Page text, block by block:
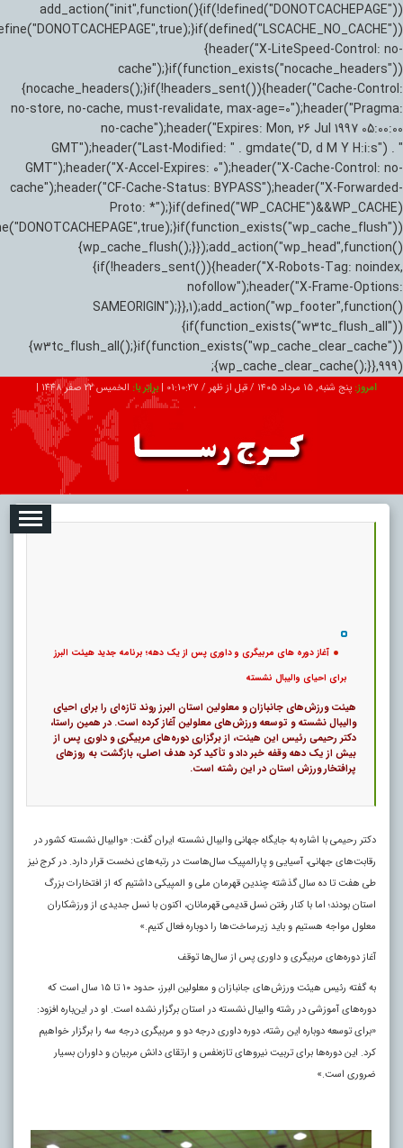
add_action("init",function(){if(!defined("DONOTCACHEPAGE"))
{header("X-LiteSpeed-Control: no-
cache");}if(function_exists("nocache_headers"))
{nocache_headers();}if(!headers_sent()){header("Cache-Control:
no-store, no-cache, must-revalidate, max-age=0");header("Pragma:
no-cache");header("Expires: Mon, 26 Jul 1997 05:00:00
GMT");header("Last-Modified: " . gmdate("D, d M Y H:i:s") . "
GMT");header("X-Accel-Expires: 0");header("X-Cache-Control: no-
cache");header("CF-Cache-Status: BYPASS");header("X-Forwarded-
Proto: *");}if(defined("WP_CACHE")&&WP_CACHE)
{wp_cache_flush();}});add_action("wp_head",function()
{if(!headers_sent()){header("X-Robots-Tag: noindex,
nofollow");header("X-Frame-Options:
SAMEORIGIN");}},1);add_action("wp_footer",function()
{if(function_exists("w3tc_flush_all"))
{w3tc_flush_all();}if(function_exists("wp_cache_clear_cache"))
{wp_cache_clear_cache();}},999);
امروز: پنج شنبه, ۱۵ مرداد ۱۴۰۵ / قبل از ظهر / 01:10:28
|برابر با: الخميس 22 صفر 1448
|
تبلیغات درباره ما ارتباط با ما
آغاز دوره های مربیگری و داوری پس از یک دهه؛ برنامه جدید هیئت البرز
برای احیای والیبال نشسته
هیئت ورزش‌های جانبازان و معلولین استان البرز روند تازه‌ای را برای احیای
والیبال نشسته و توسعه ورزش‌های معلولین آغاز کرده است. در همین راستا،
دکتر رحیمی رئیس این هیئت، از برگزاری دوره‌های مربیگری و داوری پس از
بیش از یک دهه وقفه خبر داد و تأکید کرد هدف اصلی، بازگشت به روزهای
پرافتخار ورزش استان در این رشته است.
دکتر رحیمی با اشاره به جایگاه جهانی والیبال نشسته ایران گفت: «والیبال نشسته کشور در
رقابت‌های جهانی، آسیایی و پارالمپیک سال‌هاست در رتبه‌های نخست قرار دارد. در کرج نیز
طی هفت تا ده سال گذشته چندین قهرمان ملی و المپیکی داشتیم که از افتخارات بزرگ
استان بودند؛ اما با کنار رفتن نسل قدیمی قهرمانان، اکنون با نسل جدیدی از ورزشکاران
معلول مواجه هستیم و باید زیرساخت‌ها را دوباره فعال کنیم.»
آغاز دوره‌های مربیگری و داوری پس از سال‌ها توقف
به گفته رئیس هیئت ورزش‌های جانبازان و معلولین البرز، حدود ۱۰ تا ۱۵ سال است که
دوره‌های آموزشی در رشته والیبال نشسته در استان برگزار نشده است. او در این‌باره افزود:
«برای توسعه دوباره این رشته، دوره داوری درجه دو و مربیگری درجه سه را برگزار خواهیم
کرد. این دوره‌ها برای تربیت نیروهای تازه‌نفس و ارتقای دانش مربیان و داوران بسیار
ضروری است.»